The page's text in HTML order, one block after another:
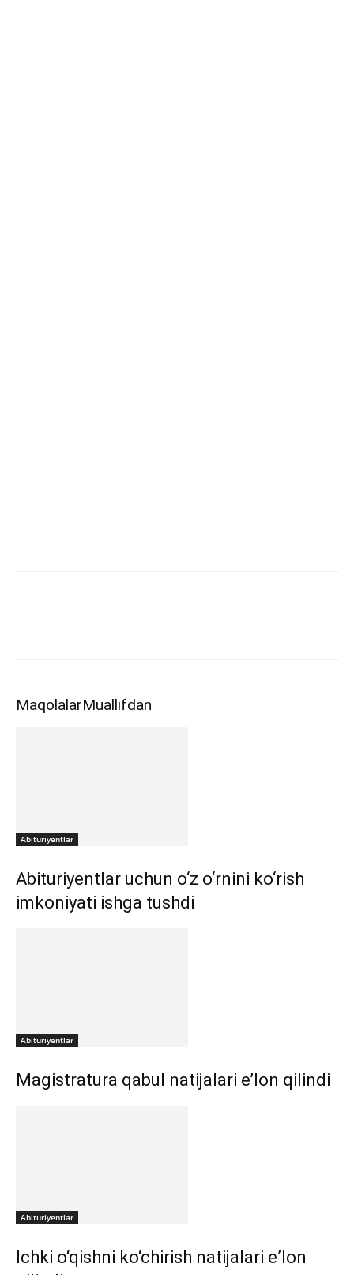
MaqolalarMuallifdan
Abituriyentlar
Abituriyentlar uchun o‘z o‘rnini ko‘rish
imkoniyati ishga tushdi
Abituriyentlar
Magistratura qabul natijalari e’lon qilindi
Abituriyentlar
Ichki o‘qishni ko‘chirish natijalari eʼlon